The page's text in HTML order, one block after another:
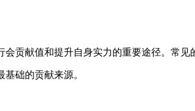
贡献值和提升自身实力的重要途径。常见
础的贡献来源。